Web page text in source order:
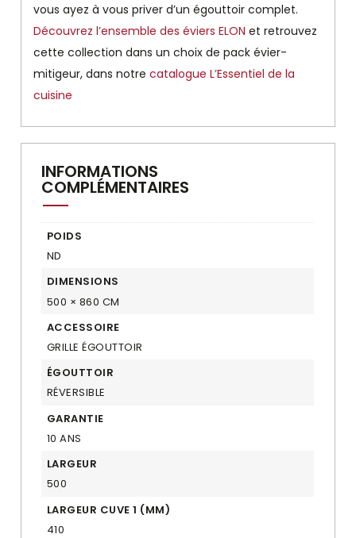
vous ayez à vous priver d’un égouttoir complet.
Découvrez l’ensemble des éviers ELON et retrouvez
cette collection dans un choix de pack évier-
mitigeur, dans notrecatalogue L’Essentiel de la
cuisine
INFORMATIONS
COMPLÉMENTAIRES
POIDS
ND
DIMENSIONS
500 × 860 CM
ACCESSOIRE
GRILLE ÉGOUTTOIR
ÉGOUTTOIR
RÉVERSIBLE
GARANTIE
10 ANS
LARGEUR
500
LARGEUR CUVE 1 (MM)
410